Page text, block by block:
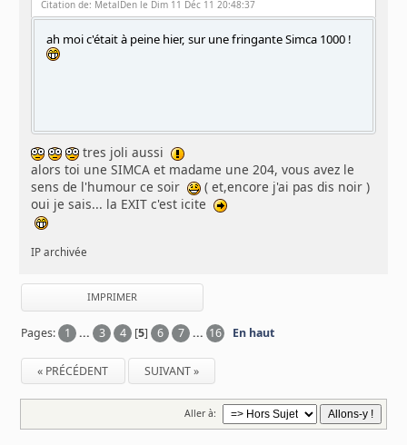
Citation de: MetalDen le Dim 11 Déc 11 20:48:37
ah moi c'était à peine hier, sur une fringante Simca 1000 !
tres joli aussi
alors toi une SIMCA et madame une 204, vous avez le
sens de l'humour ce soir
( et,encore j'ai pas dis noir )
oui je sais... la EXIT c'est icite
IP archivée
IMPRIMER
Pages: 1 ... 3 4 [5] 6 7 ... 16 En haut
« PRÉCÉDENT SUIVANT »
Aller à: